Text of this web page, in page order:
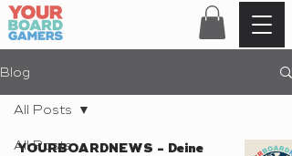
Blog
All Posts
All Posts
YOURBOARDNEWS - Deine